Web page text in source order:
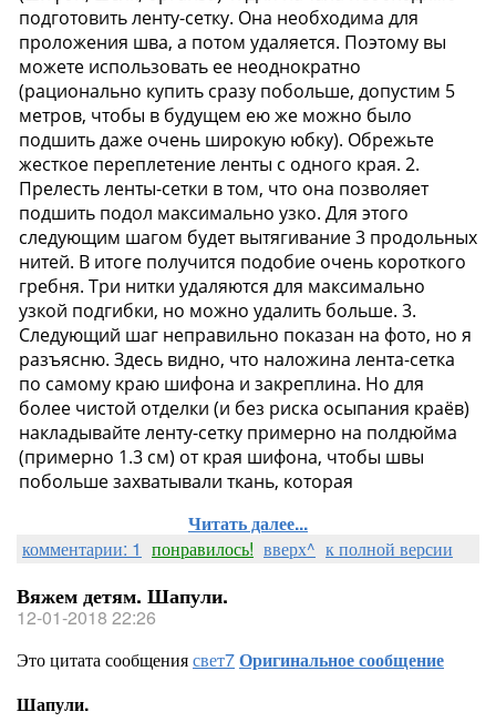
Читать далее...
комментарии: 1 понравилось! вверх^ к полной версии
Вяжем детям. Шапули.
12-01-2018 22:26
Это цитата сообщениясвет7Оригинальное сообщение
Шапули.